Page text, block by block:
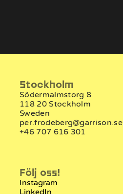
Stockholm
Södermalmstorg 8
118 20 Stockholm
Sweden
per.frodeberg@garrison.se
+46 707 616 301
Följ oss!
Instagram
LinkedIn